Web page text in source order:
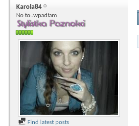
Karola84
No to..wpadłam
Find latest posts